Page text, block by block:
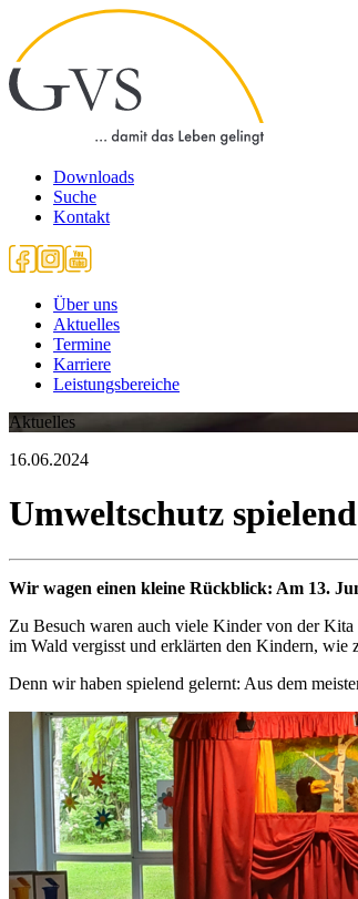
Downloads
Suche
Kontakt
Über uns
Aktuelles
Termine
Karriere
Leistungsbereiche
Aktuelles
16.06.2024
Umweltschutz
Wir wagen einen kleine Rückblick: Am 13.
Zu Besuch waren auch viele Kinder von der Kita
im Wald vergisst und erklärten den Kindern,
Denn wir haben spielend gelernt: Aus dem